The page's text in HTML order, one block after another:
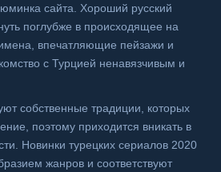
сайта. Хороший русский
поглубже в происходящее на
впечатляющие пейзажи и
с Турцией ненавязчивым и
собственные традиции, которых
поэтому приходится вникать в
Новинки турецких сериалов 2020
жанров и соответствуют